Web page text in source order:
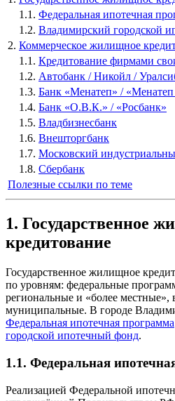
1.1. Федеральная ипотечная
1.2. Владимирский городской
2. Коммерческое жилищное
1.1. Кредитование фирмами
1.2. Автобанк / Никойл /
1.3. Банк «Менатеп» /
1.4. Банк «О.В.К.» / «Росбанк»
1.5. Владбизнесбанк
1.6. Внешторгбанк
1.7. Московский
1.8. Сбербанк
Полезные ссылки по теме
1. Государственное
кредитование
Государственное жилищное
по уровням: федеральные
региональные и «более местные»,
муниципальные. В городе
Федеральная ипотечная программа
городской ипотечный фонд.
1.1. Федеральная
Реализацией Федеральной